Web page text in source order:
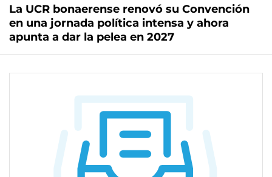
La UCR bonaerense renovó su Convención
en una jornada política intensa y ahora
apunta a dar la pelea en 2027